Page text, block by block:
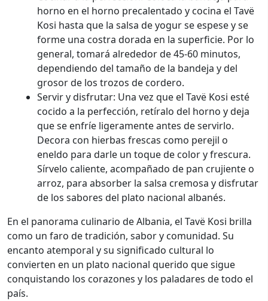
horno en el horno precalentado y cocina el Tavë
Kosi hasta que la salsa de yogur se espese y se
forme una costra dorada en la superficie. Por lo
general, tomará alrededor de 45-60 minutos,
dependiendo del tamaño de la bandeja y del
grosor de los trozos de cordero.
Servir y disfrutar: Una vez que el Tavë Kosi esté
cocido a la perfección, retíralo del horno y deja
que se enfríe ligeramente antes de servirlo.
Decora con hierbas frescas como perejil o
eneldo para darle un toque de color y frescura.
Sírvelo caliente, acompañado de pan crujiente o
arroz, para absorber la salsa cremosa y disfrutar
de los sabores del plato nacional albanés.
En el panorama culinario de Albania, el Tavë Kosi brilla
como un faro de tradición, sabor y comunidad. Su
encanto atemporal y su significado cultural lo
convierten en un plato nacional querido que sigue
conquistando los corazones y los paladares de todo el
país.